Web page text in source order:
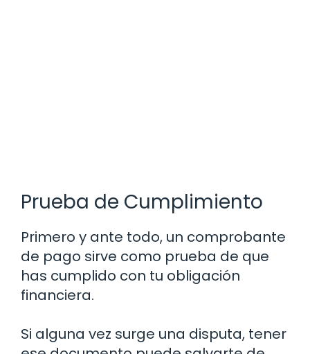
Prueba de Cumplimiento
Primero y ante todo, un comprobante
de pago sirve como prueba de que
has cumplido con tu obligación
financiera.
Si alguna vez surge una disputa, tener